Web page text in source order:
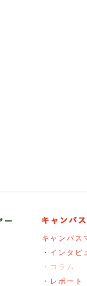
キャンバス
・インタビ
・コラム
・レポート